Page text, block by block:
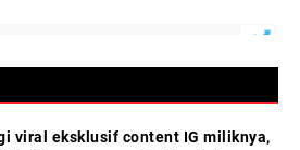
viral eksklusif content IG miliknya,